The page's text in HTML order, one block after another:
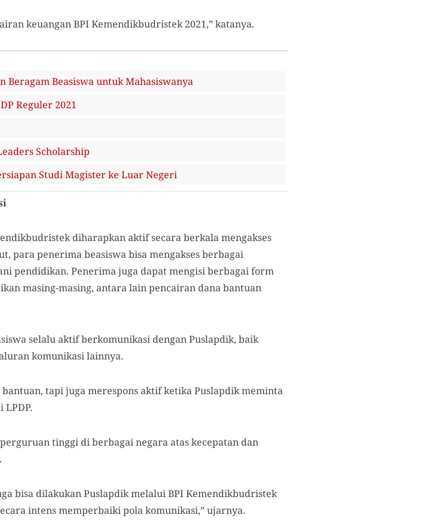
keuangan BPI Kemendikbudristek 2021,” katanya.
Beragam Beasiswa untuk Mahasiswanya
Reguler 2021
Scholarship
Studi Magister ke Luar Negeri
diharapkan aktif secara berkala mengakses
para penerima beasiswa bisa mengakses berbagai
pendidikan. Penerima juga dapat mengisi berbagai form
masing-masing, antara lain pencairan dana bantuan
selalu aktif berkomunikasi dengan Puslapdik, baik
komunikasi lainnya.
tapi juga merespons aktif ketika Puslapdik meminta
tinggi di berbagai negara atas kecepatan dan
bisa dilakukan Puslapdik melalui BPI Kemendikbudristek
intens memperbaiki pola komunikasi,” ujarnya.